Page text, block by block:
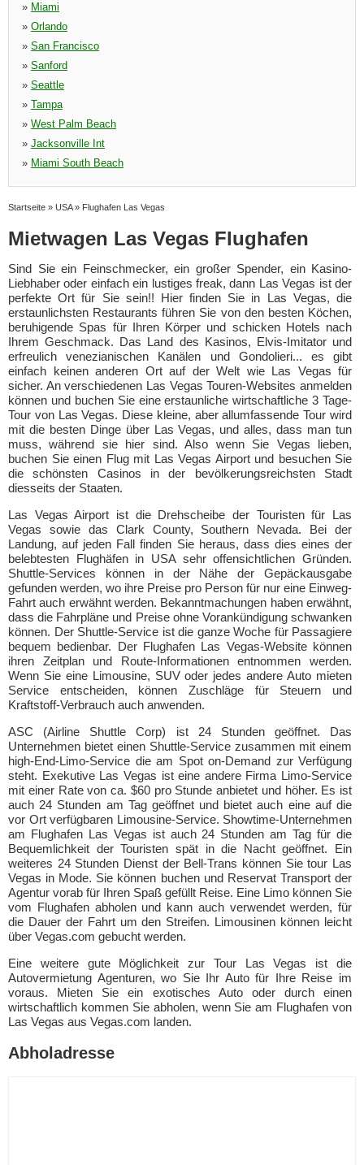
» Miami
» Orlando
» San Francisco
» Sanford
» Seattle
» Tampa
» West Palm Beach
» Jacksonville Int
» Miami South Beach
Startseite » USA» Flughafen Las Vegas
Mietwagen Las Vegas Flughafen
Sind Sie ein Feinschmecker, ein großer Spender, ein Kasino-
Liebhaber oder einfach ein lustiges freak, dann Las Vegas ist der
perfekte Ort für Sie sein!! Hier finden Sie in Las Vegas, die
erstaunlichsten Restaurants führen Sie von den besten Köchen,
beruhigende Spas für Ihren Körper und schicken Hotels nach
Ihrem Geschmack. Das Land des Kasinos, Elvis-Imitator und
erfreulich venezianischen Kanälen und Gondolieri... es gibt
einfach keinen anderen Ort auf der Welt wie Las Vegas für
sicher. An verschiedenen Las Vegas Touren-Websites anmelden
können und buchen Sie eine erstaunliche wirtschaftliche 3 Tage-
Tour von Las Vegas. Diese kleine, aber allumfassende Tour wird
mit die besten Dinge über Las Vegas, und alles, dass man tun
muss, während sie hier sind. Also wenn Sie Vegas lieben,
buchen Sie einen Flug mit Las Vegas Airport und besuchen Sie
die schönsten Casinos in der bevölkerungsreichsten Stadt
diesseits der Staaten.
Las Vegas Airport ist die Drehscheibe der Touristen für Las
Vegas sowie das Clark County, Southern Nevada. Bei der
Landung, auf jeden Fall finden Sie heraus, dass dies eines der
belebtesten Flughäfen in USA sehr offensichtlichen Gründen.
Shuttle-Services können in der Nähe der Gepäckausgabe
gefunden werden, wo ihre Preise pro Person für nur eine Einweg-
Fahrt auch erwähnt werden. Bekanntmachungen haben erwähnt,
dass die Fahrpläne und Preise ohne Vorankündigung schwanken
können. Der Shuttle-Service ist die ganze Woche für Passagiere
bequem bedienbar. Der Flughafen Las Vegas-Website können
ihren Zeitplan und Route-Informationen entnommen werden.
Wenn Sie eine Limousine, SUV oder jedes andere Auto mieten
Service entscheiden, können Zuschläge für Steuern und
Kraftstoff-Verbrauch auch anwenden.
ASC (Airline Shuttle Corp) ist 24 Stunden geöffnet. Das
Unternehmen bietet einen Shuttle-Service zusammen mit einem
high-End-Limo-Service die am Spot on-Demand zur Verfügung
steht. Exekutive Las Vegas ist eine andere Firma Limo-Service
mit einer Rate von ca. $60 pro Stunde anbietet und höher. Es ist
auch 24 Stunden am Tag geöffnet und bietet auch eine auf die
vor Ort verfügbaren Limousine-Service. Showtime-Unternehmen
am Flughafen Las Vegas ist auch 24 Stunden am Tag für die
Bequemlichkeit der Touristen spät in die Nacht geöffnet. Ein
weiteres 24 Stunden Dienst der Bell-Trans können Sie tour Las
Vegas in Mode. Sie können buchen und Reservat Transport der
Agentur vorab für Ihren Spaß gefüllt Reise. Eine Limo können Sie
vom Flughafen abholen und kann auch verwendet werden, für
die Dauer der Fahrt um den Streifen. Limousinen können leicht
über Vegas.com gebucht werden.
Eine weitere gute Möglichkeit zur Tour Las Vegas ist die
Autovermietung Agenturen, wo Sie Ihr Auto für Ihre Reise im
voraus. Mieten Sie ein exotisches Auto oder durch einen
wirtschaftlich kommen Sie abholen, wenn Sie am Flughafen von
Las Vegas aus Vegas.com landen.
Abholadresse